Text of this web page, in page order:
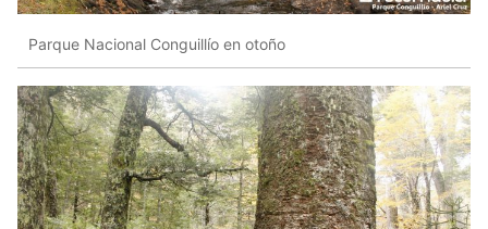
Parque Nacional Conguillío en otoño